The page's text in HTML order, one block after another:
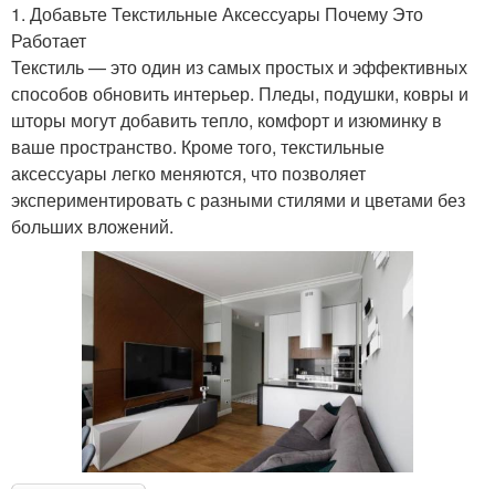
1. Добавьте Текстильные Аксессуары Почему Это
Работает
Текстиль — это один из самых простых и эффективных
способов обновить интерьер. Пледы, подушки, ковры и
шторы могут добавить тепло, комфорт и изюминку в
ваше пространство. Кроме того, текстильные
аксессуары легко меняются, что позволяет
экспериментировать с разными стилями и цветами без
больших вложений.